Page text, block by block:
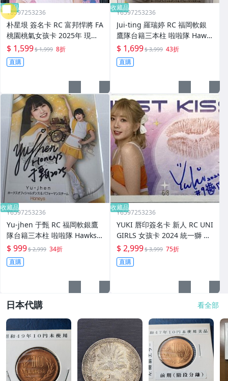
收藏品
Y6597253236
朴星垠 簽名卡 RC 富邦悍將 FA
桃園桃氣女孩卡 2025年 現役
韓國起亞虎 韓籍啦啦隊 限量2
5張AUTO 박성은
$ 1,599$ 1,999 8折
直購
收藏品
Y6597253236
Jui‐ting 羅瑞婷 RC 福岡軟銀
鷹隊台籍三本柱 啦啦隊 Hawk
s Honeys 2025 BBM 日本職
棒 女孩卡 簽名卡 AUTO
$ 1,699$ 3,999 43折
直購
收藏品
Y6597253236
Yu-jhen 于甄 RC 福岡軟銀鷹
隊台籍三本柱 啦啦隊 Hawks
Honeys 2025 BBM 日本職棒
女孩卡 簽名卡 AUTO
$ 999$ 2,999 34折
直購
收藏品
Y6597253236
YUKI 唇印簽名卡 新人 RC UNI
GIRLS 女孩卡 2024 統一獅 啦
啦隊 AAOA 限量8張 CARD KI
SS AUTO
$ 2,999$ 3,999 75折
直購
日本代購 看全部